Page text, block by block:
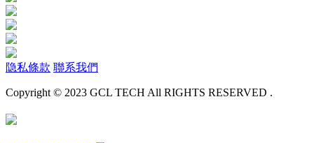
隐私條款 聯系我們
Copyright © 2023 GCL TECH All RIGHTS RESERVED .